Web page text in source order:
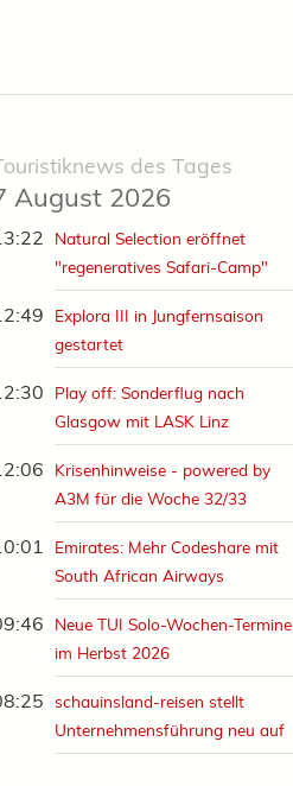
des Tages
August 2026
Natural Selection eröffnet
"regeneratives Safari-Camp"
Explora III in Jungfernsaison
gestartet
Play off: Sonderflug nach
Glasgow mit LASK Linz
Krisenhinweise - powered by
A3M für die Woche 32/33
Emirates: Mehr Codeshare mit
South African Airways
Neue TUI Solo-Wochen-Termine
im Herbst 2026
schauinsland-reisen stellt
Unternehmensführung neu auf